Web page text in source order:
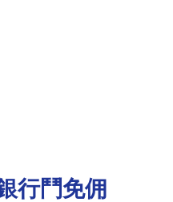
行鬥免佣